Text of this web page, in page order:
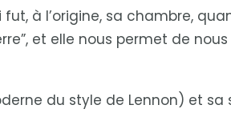
à l’origine, sa chambre,
et elle nous permet de
du style de Lennon) et sa